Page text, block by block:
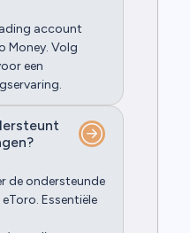
account
Money. Volg
een
de ondersteunde
Essentiële